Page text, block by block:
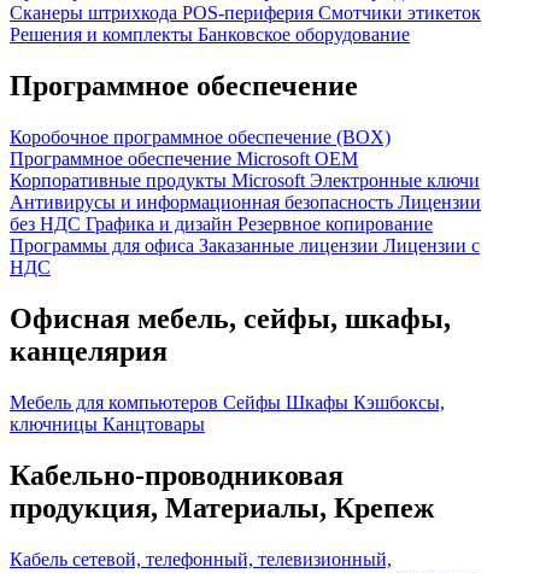
Сканеры штрихкода POS-периферия Смотчики этикеток
Решения и комплекты Банковское оборудование
Программное обеспечение
Коробочное программное обеспечение (BOX)
Программное обеспечение Microsoft OEM
Корпоративные продукты Microsoft Электронные ключи
Антивирусы и информационная безопасность Лицензии
без НДС Графика и дизайн Резервное копирование
Программы для офиса Заказанные лицензии Лицензии с
НДС
Офисная мебель, сейфы, шкафы,
канцелярия
Мебель для компьютеров Сейфы Шкафы Кэшбоксы,
ключницы Канцтовары
Кабельно-проводниковая
продукция, Материалы, Крепеж
Кабель сетевой, телефонный, телевизионный,